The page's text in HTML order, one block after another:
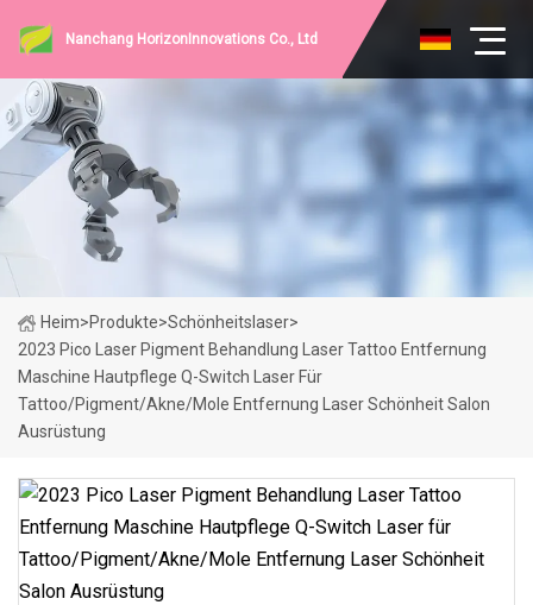
Nanchang HorizonInnovations Co., Ltd
Heim>Produkte>Schönheitslaser>
2023 Pico Laser Pigment Behandlung Laser Tattoo Entfernung
Maschine Hautpflege Q-Switch Laser Für
Tattoo/Pigment/Akne/Mole Entfernung Laser Schönheit Salon
Ausrüstung